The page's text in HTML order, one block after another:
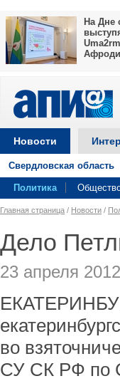
На Дне
Новости
Свердловская область
Политика
Главная страница / Новости /
Дело
23 апреля
во
СУ СК РФ по